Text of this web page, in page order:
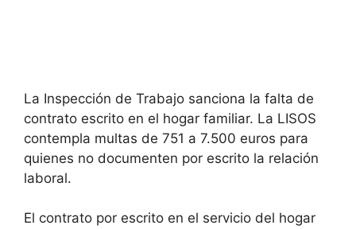
La Inspección de Trabajo sanciona la falta de
contrato escrito en el hogar familiar. La LISOS
contempla multas de 751 a 7.500 euros para
quienes no documenten por escrito la relación
laboral.
El contrato por escrito en el servicio del hogar